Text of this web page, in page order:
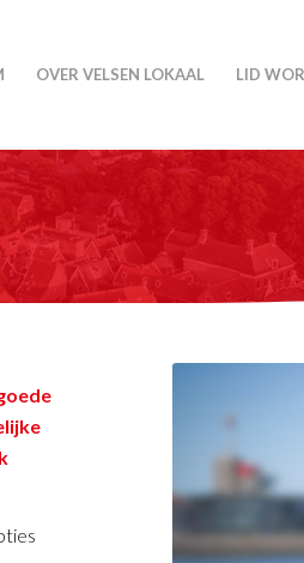
OVER VELSEN LOKAAL LID